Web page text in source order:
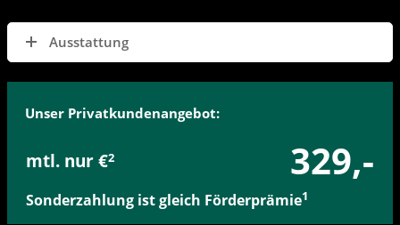
Ausstattung
Unser Privatkundenangebot:
mtl. nur €2 329,-
Sonderzahlung ist gleich Förderprämie1